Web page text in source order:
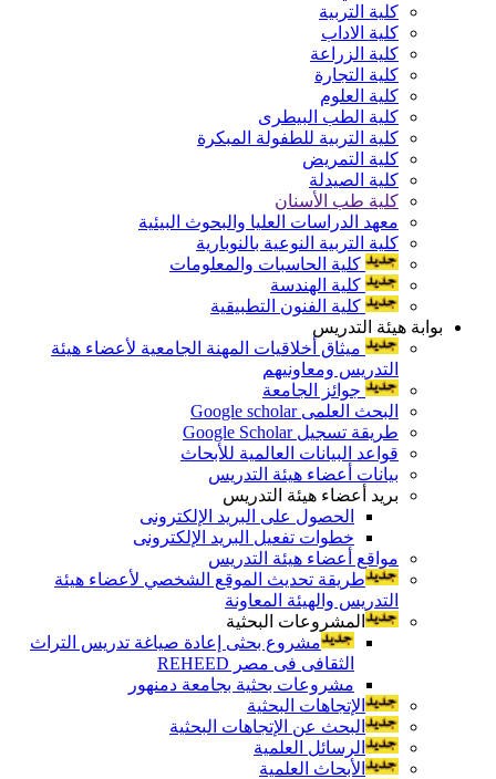
كلية التربية
كلية الاداب
كلية الزراعة
كلية التجارة
كلية العلوم
كلية الطب البيطرى
كلية التربية للطفولة المبكرة
كلية التمريض
كلية الصيدلة
كلية طب الأسنان
معهد الدراسات العليا والبحوث البيئية
كلية التربية النوعية بالنوبارية
كلية الحاسبات والمعلومات
كلية الهندسة
كلية الفنون التطبيقية
بوابة هيئة التدريس
ميثاق أخلاقيات المهنة الجامعية لأعضاء هيئة
التدريس ومعاونيهم
جوائز الجامعة
البحث العلمى Google scholar
طريقة تسجيل Google Scholar
قواعد البيانات العالمية للأبحاث
بيانات أعضاء هيئة التدريس
بريد أعضاء هيئة التدريس
الحصول على البريد الإلكترونى
خطوات تفعيل البريد الإلكترونى
مواقع أعضاء هيئة التدريس
طريقة تحديث الموقع الشخصي لأعضاء هيئة
التدريس والهيئة المعاونة
المشروعات البحثية
مشروع بحثى إعادة صياغة تدريس التراث
الثقافى فى مصر REHEED
مشروعات بحثية بجامعة دمنهور
الإتجاهات البحثية
البحث عن الإتجاهات البحثية
الرسائل العلمية
الأبحاث العلمية